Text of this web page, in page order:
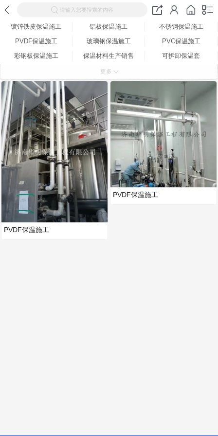
请输入您要搜索的内容
镀锌铁皮保温施工 铝板保温施工
不锈钢保温施工
PVDF保温施工
玻璃钢保温施工
PVC保温施工
彩钢板保温施工
保温材料生产销售
可拆卸保温套
更多
PVDF保温施工
PVDF保温施工